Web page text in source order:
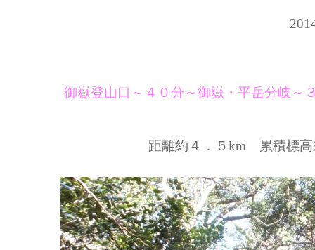
御嶽登山口～４０分～御嶽・平岳分岐～
距離約４．５km 累積標